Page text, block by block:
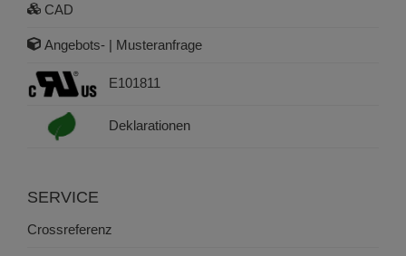
CAD
Angebots- | Musteranfrage
E101811
Deklarationen
SERVICE
Crossreferenz